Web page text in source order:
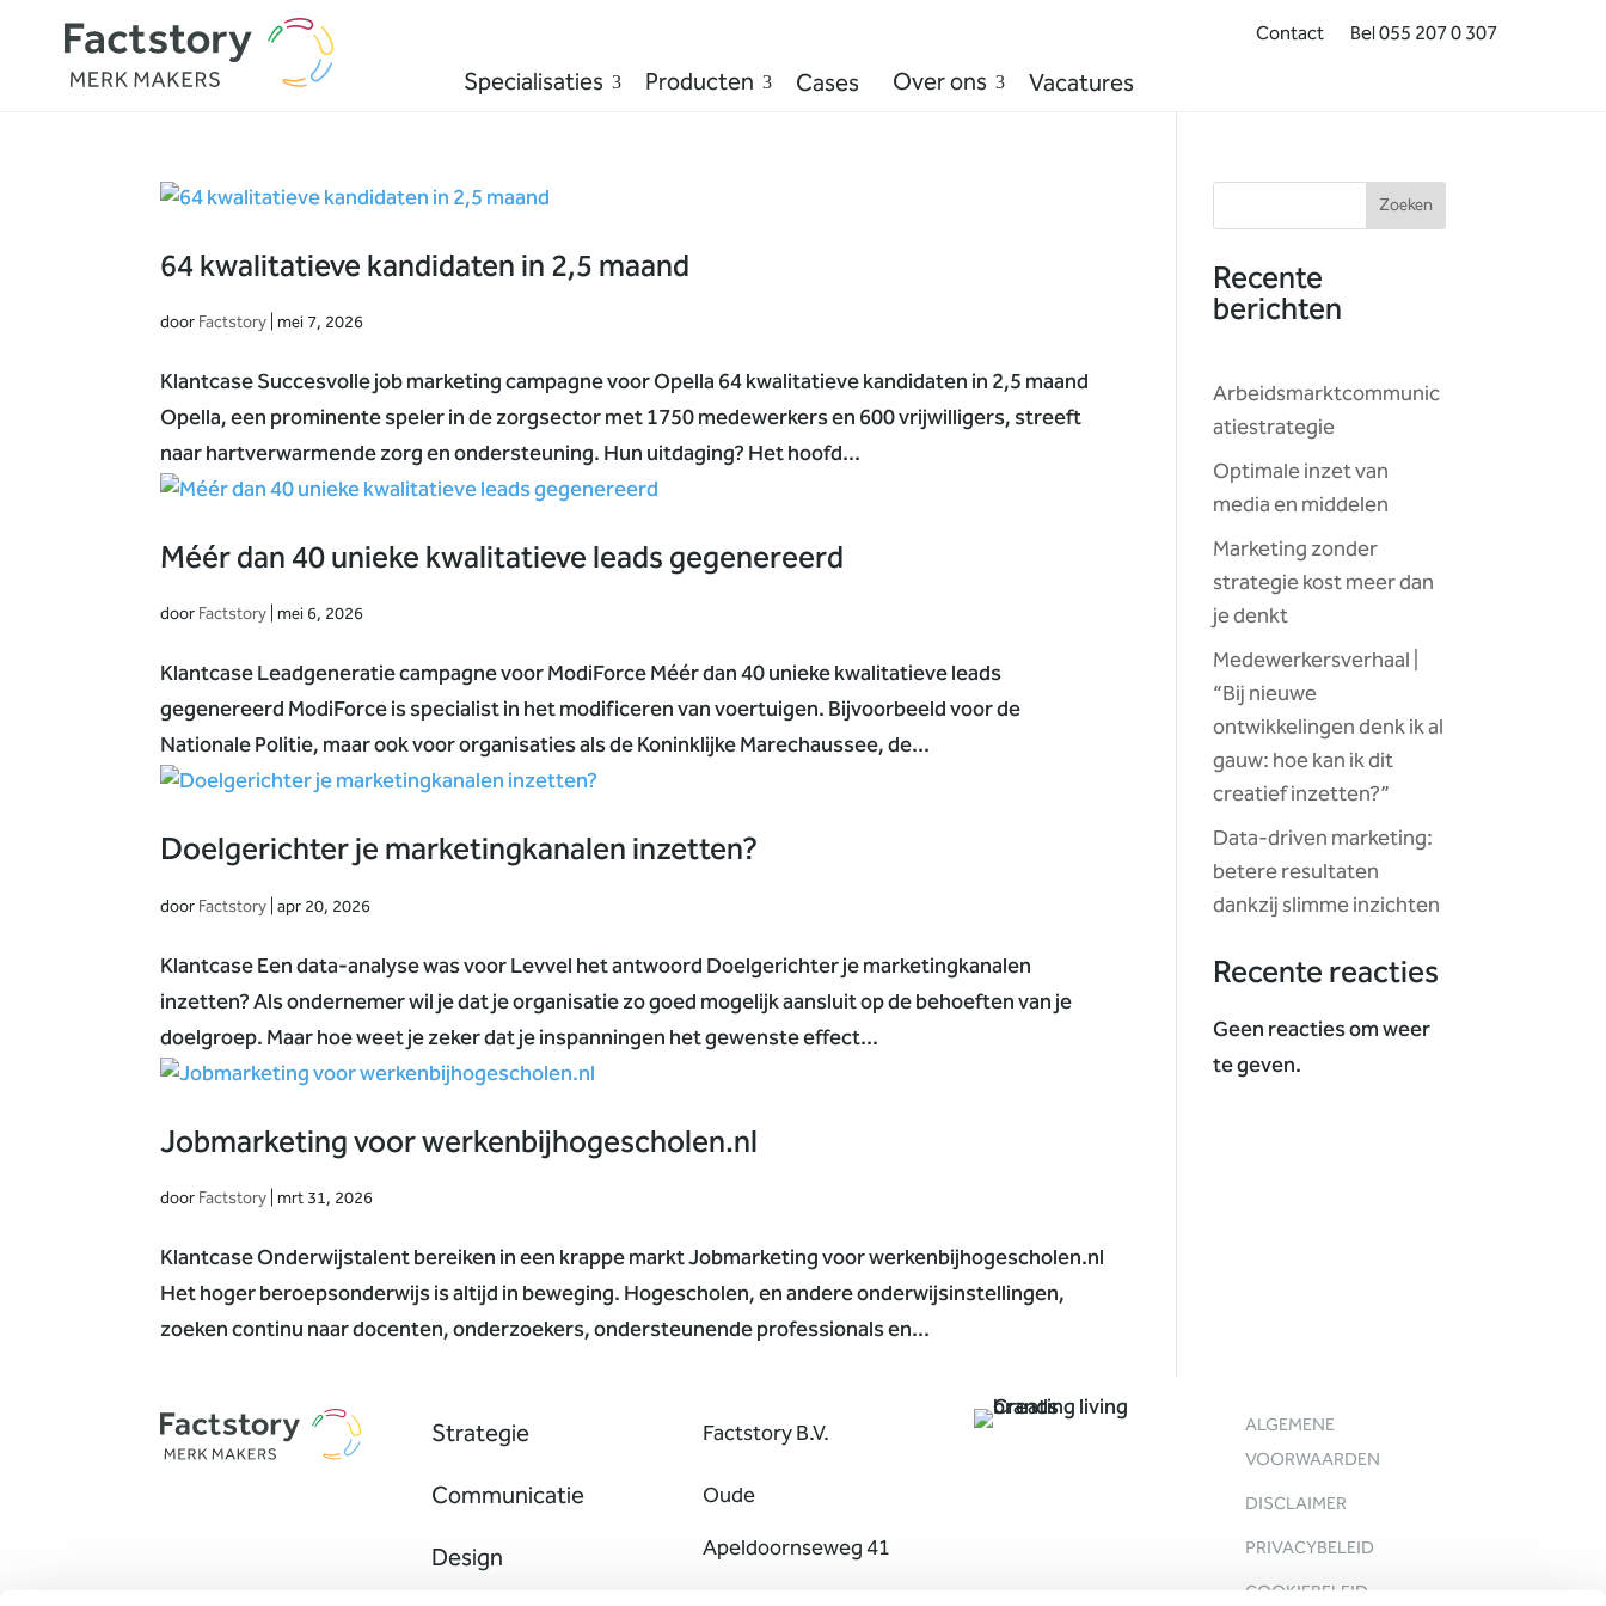
Specialisaties Producten Cases Over ons Vacatures
Contact Bel 055 207 0 307
64 kwalitatieve kandidaten in 2,5 maand
door Factstory |mei 7, 2026
Klantcase Succesvolle job marketing campagne voor Opella 64 kwalitatieve kandidaten in 2,5 maand
Opella, een prominente speler in de zorgsector met 1750 medewerkers en 600 vrijwilligers, streeft
naar hartverwarmende zorg en ondersteuning. Hun uitdaging? Het hoofd...
Méér dan 40 unieke kwalitatieve leads gegenereerd
door Factstory |mei 6, 2026
Klantcase Leadgeneratie campagne voor ModiForce Méér dan 40 unieke kwalitatieve leads
gegenereerd ModiForce is specialist in het modificeren van voertuigen. Bijvoorbeeld voor de
Nationale Politie, maar ook voor organisaties als de Koninklijke Marechaussee, de...
Doelgerichter je marketingkanalen inzetten?
door Factstory |apr 20, 2026
Klantcase Een data-analyse was voor Levvel het antwoord Doelgerichter je marketingkanalen
inzetten? Als ondernemer wil je dat je organisatie zo goed mogelijk aansluit op de behoeften van je
doelgroep. Maar hoe weet je zeker dat je inspanningen het gewenste effect...
Jobmarketing voor werkenbijhogescholen.nl
door Factstory |mrt 31, 2026
Klantcase Onderwijstalent bereiken in een krappe markt Jobmarketing voor werkenbijhogescholen.nl
Het hoger beroepsonderwijs is altijd in beweging. Hogescholen, en andere onderwijsinstellingen,
zoeken continu naar docenten, onderzoekers, ondersteunende professionals en...
Zoeken
Recente
berichten
Arbeidsmarktcommunic
atiestrategie
Optimale inzet van
media en middelen
Marketing zonder
strategie kost meer dan
je denkt
Medewerkersverhaal |
“Bij nieuwe
ontwikkelingen denk ik al
gauw: hoe kan ik dit
creatief inzetten?”
Data-driven marketing:
betere resultaten
dankzij slimme inzichten
Recente reacties
Geen reacties om weer
te geven.
Strategie
Communicatie
Design
Factstory B.V.
Oude
Apeldoornseweg 41
ALGEMENE
VOORWAARDEN
DISCLAIMER
PRIVACYBELEID
COOKIEBELEID